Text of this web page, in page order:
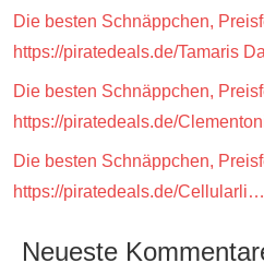
Die besten Schnäppchen,
https://piratedeals.de/Tamaris
Die besten Schnäppchen,
https://piratedeals.de/
Die besten Schnäppchen,
https://piratedeals.de/Cellularli…
Neueste